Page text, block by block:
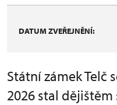
DATUM ZVEŘEJNĚNÍ:
Státní zámek Telč
2026 stal